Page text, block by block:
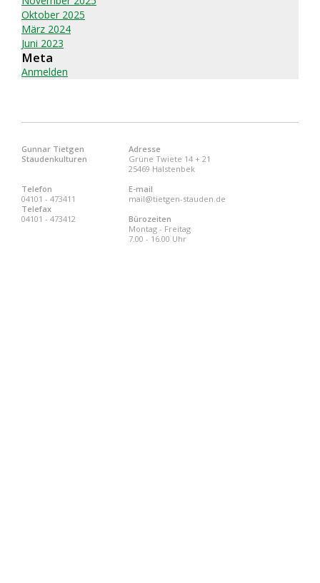
Oktober 2025
März 2024
Juni 2023
Meta
Anmelden
Gunnar Tietgen
Staudenkulturen
Adresse
Grüne Twiete 14 + 21
25469 Halstenbek
Telefon
04101 - 473411
Telefax
04101 - 473412
E-mail
mail@tietgen-stauden.de
Bürozeiten
Montag - Freitag
7.00 - 16.00 Uhr